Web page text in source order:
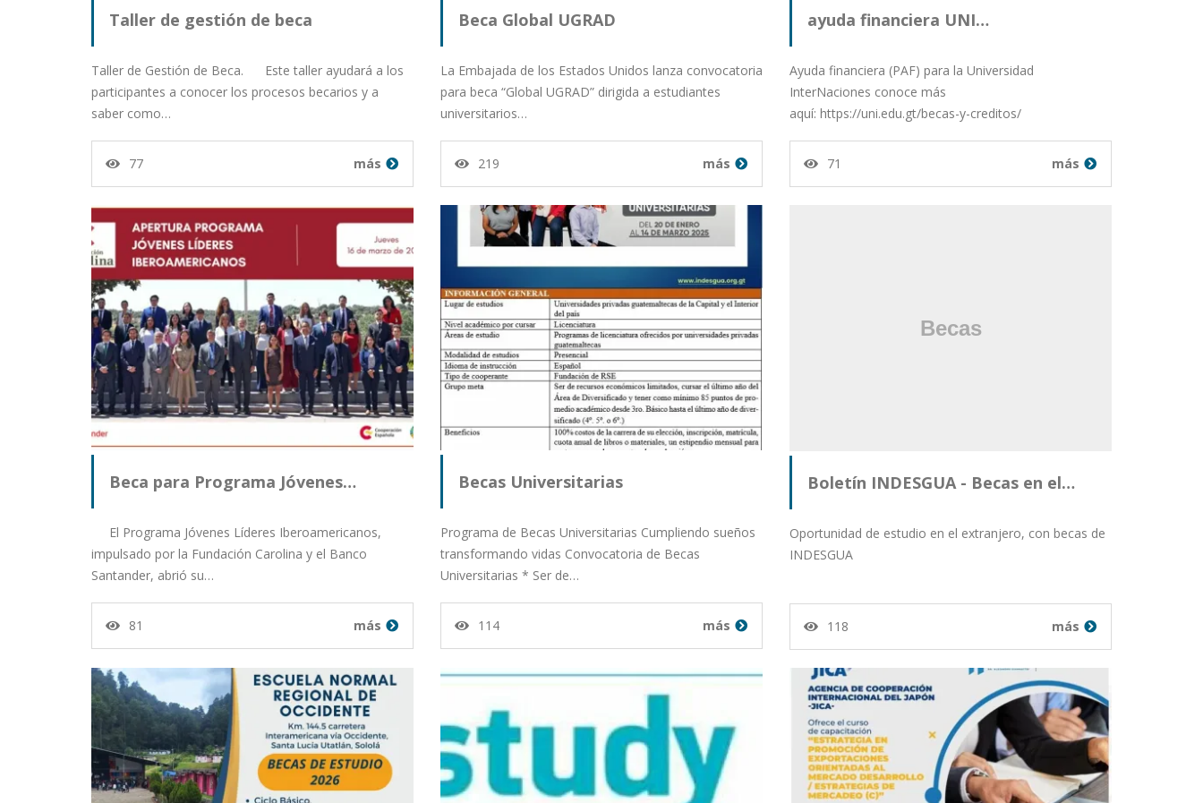
Taller de gestión de beca
Taller de Gestión de Beca. Este taller ayudará a los
participantes a conocer los procesos becarios y a
saber como…
77 más
Beca Global UGRAD
La Embajada de los Estados Unidos lanza convocatoria
para beca “Global UGRAD” dirigida a estudiantes
universitarios…
219 más
ayuda financiera UNI…
Ayuda financiera (PAF) para la Universidad
InterNaciones conoce más
aquí: https://uni.edu.gt/becas-y-creditos/
71 más
Beca para Programa Jóvenes…
El Programa Jóvenes Líderes Iberoamericanos,
impulsado por la Fundación Carolina y el Banco
Santander, abrió su…
81 más
Becas Universitarias
Programa de Becas Universitarias Cumpliendo sueños
transformando vidas Convocatoria de Becas
Universitarias * Ser de…
114 más
Boletín INDESGUA - Becas en el…
Oportunidad de estudio en el extranjero, con becas de
INDESGUA
118 más